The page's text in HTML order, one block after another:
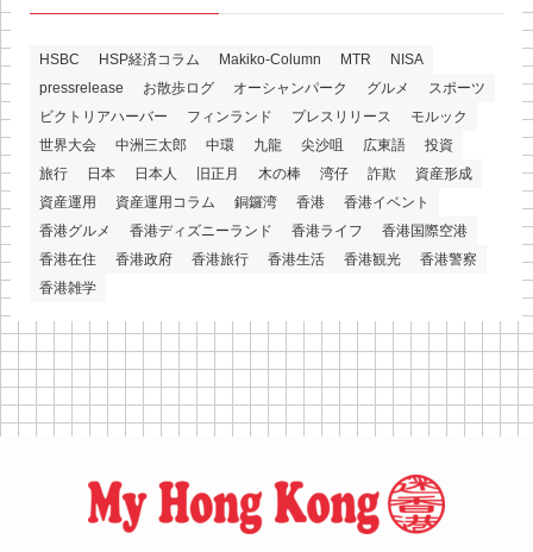
HSBC HSP経済コラム Makiko-Column MTR
NISA
pressrelease
お散歩ログ オーシャンパーク グルメ
スポーツ
ビクトリアハーバー
フィンランド プレスリリース
モルック
世界大会
中洲三太郎 中環 九龍 尖沙咀 広東語
投資
旅行
日本 日本人 旧正月 木の棒 湾仔 詐欺
資産形成
資産運用
資産運用コラム 銅鑼湾 香港
香港イベント
香港グルメ
香港ディズニーランド 香港ライフ
香港国際空港
香港在住
香港政府 香港旅行 香港生活 香港観光
香港警察
香港雑学